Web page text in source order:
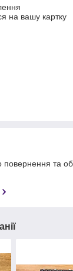
на вашу картку
та